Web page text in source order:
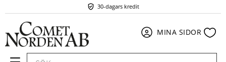
Meny
30-dagars kredit
MINA SIDOR